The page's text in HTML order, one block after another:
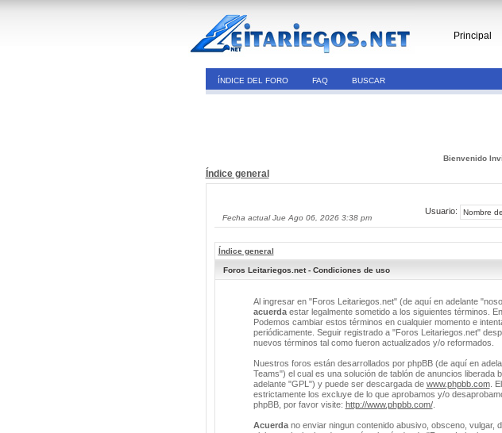
Principal
ÍNDICE DEL FORO FAQ BUSCAR
Bienvenido
Índice general
Fecha actual Jue Ago 06, 2026 3:38 pm
Usuario:
Índice general
Foros Leitariegos.net - Condiciones de uso
Al ingresar en "Foros Leitariegos.net" (de aquí en adelante
acuerdaestar legalmente sometido a los siguientes términos.
Podemos cambiar estos términos en cualquier momento e
periódicamente. Seguir registrado a "Foros Leitariegos.net"
nuevos términos tal como fueron actualizados y/o reformados.
Nuestros foros están desarrollados por phpBB (de aquí en
Teams") el cual es una solución de tablón de anuncios liberada
adelante "GPL") y puede ser descargada de www.phpbb.com.
estrictamente los excluye de lo que aprobamos y/o
phpBB, por favor visite: http://www.phpbb.com/.
Acuerdano enviar ningun contenido abusivo, obsceno, vulgar,